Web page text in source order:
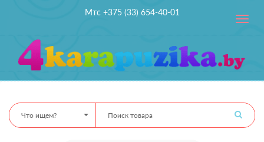
Мтс +375 (33) 654-40-01
Toggle
Что ищем?